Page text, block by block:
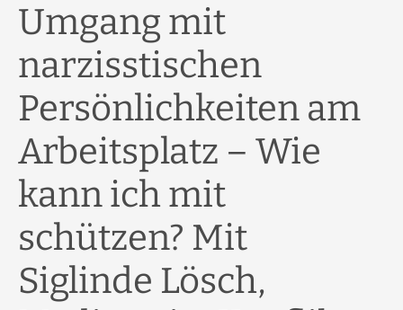
Umgang mit
narzisstischen
Persönlichkeiten am
Arbeitsplatz – Wie
kann ich mit
schützen? Mit
Siglinde Lösch,